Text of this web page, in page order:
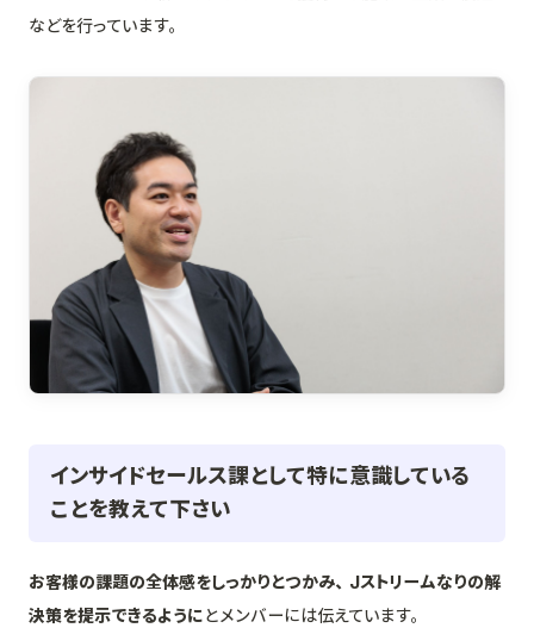
などを行っています。
インサイドセールス課として特に意識している
ことを教えて下さい
お客様の課題の全体感をしっかりとつかみ、Jストリームなりの解
決策を提示できるようにとメンバーには伝えています。